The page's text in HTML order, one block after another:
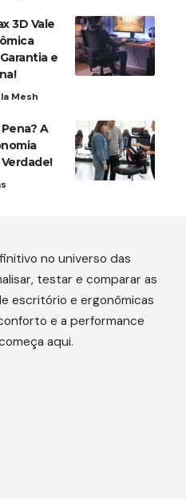
3D Vale
e
Mesh
A
no universo das
testar e comparar as
escritório e ergonômicas
e a performance
aqui.